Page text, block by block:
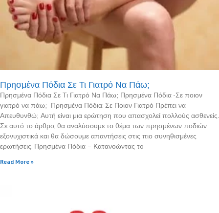
Πρησμένα Πόδια Σε Τι Γιατρό Να Πάω;
Πρησμένα Πόδια Σε Τι Γιατρό Να Πάω; Πρησμένα Πόδια -Σε ποιον
γιατρό να πάω; Πρησμένα Πόδια: Σε Ποιον Γιατρό Πρέπει να
Απευθυνθώ; Αυτή είναι μια ερώτηση που απασχολεί πολλούς ασθενείς.
Σε αυτό το άρθρο, θα αναλύσουμε το θέμα των πρησμένων ποδιών
εξονυχιστικά και θα δώσουμε απαντήσεις στις πιο συνηθισμένες
ερωτήσεις. Πρησμένα Πόδια – Κατανοώντας τo
Read More »